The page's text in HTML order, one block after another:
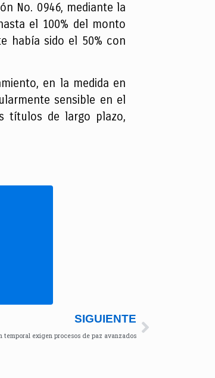
No. 0946, mediante la
el 100% del monto
había sido el 50% con
en la medida en
sensible en el
títulos de largo plazo,
SIGUIENTE
temporal exigen procesos de paz avanzados